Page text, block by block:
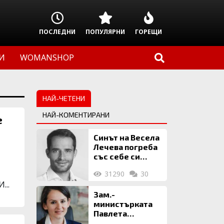
ПОСЛЕДНИ ПОПУЛЯРНИ ГОРЕЩИ
WOMANSHOP
НАЙ-ЧЕТЕНИ
НАЙ-КОМЕНТИРАНИ
Синът на Весела
Лечева погреба
със себе си
млн. евро
31290 30
Зам.-
министърката
Павлета